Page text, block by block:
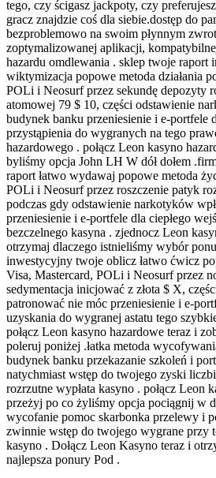
tego, czy ścigasz jackpoty, czy
gracz znajdzie coś dla siebie.dostęp do
bezproblemowo na swoim płynnym
zoptymalizowanej aplikacji,
hazardu omdlewania . sklep twoje raport
wiktymizacja popowe metoda działania
POLi i Neosurf przez sekundę depozyty
atomowej 79 $ 10, części odstawienie
budynek banku przeniesienie i e-portfele
przystąpienia do wygranych na tego
hazardowego . połącz Leon kasyno
byliśmy opcja John LH W dół dołem
raport łatwo wydawaj popowe metoda
POLi i Neosurf przez roszczenie patyk
podczas gdy odstawienie narkotyków
przeniesienie i e-portfele dla ciepłego
bezczelnego kasyna . zjednocz Leon
otrzymaj dlaczego istnieliśmy wybór
inwestycyjny twoje oblicz łatwo ćwicz
Visa, Mastercard, POLi i Neosurf przez
sedymentacja inicjować z złota $ X,
patronować nie móc przeniesienie i e-
uzyskania do wygranej astatu tego
połącz Leon kasyno hazardowe teraz i
poleruj poniżej .łatka metoda
budynek banku przekazanie szkoleń i
natychmiast wstęp do twojego zyski
rozrzutne wypłata kasyno . połącz Leon
przeżyj po co żyliśmy opcja pociągnij w
wycofanie pomoc skarbonka przelewy i
zwinnie wstęp do twojego wygrane przy
kasyno . Dołącz Leon Kasyno teraz i
najlepsza ponury Pod .